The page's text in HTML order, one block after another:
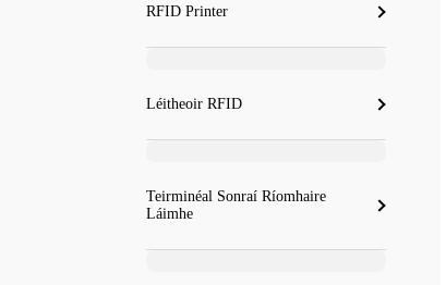
RFID Printer
Léitheoir RFID
Teirminéal Sonraí Ríomhaire
Láimhe